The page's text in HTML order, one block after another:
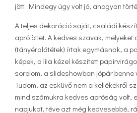
jött. Mindegy úgy volt jó, ahogyan
A teljes dekoráció saját, családi
apró ötlet. A kedves szavak,
(tányéralátétek) írtak egymásnak, a
képek, a lila kézel készített
sorolom, a slideshowban jópár benne
Tudom, az esküvő nem a kellékekről
mind számukra kedves apróság volt,
napjukat, téve azt még kedvesebbé,